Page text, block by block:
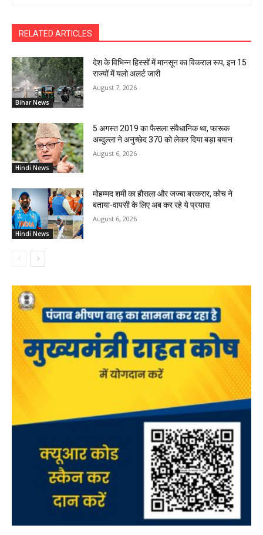
RELATED ARTICLES
Bihar News
देश के विभिन्न हिस्सों में मानसून का विकराल रूप, इन 15
राज्यों में यलो अलर्ट जारी
August 7, 2026
Hindi News
5 अगस्त 2019 का फैसला संवैधानिक था, फारूक
अब्दुल्ला ने अनुच्छेद 370 को लेकर दिया बड़ा बयान
August 6, 2026
Hindi News
मोहम्मद शमी का हौसला और जज्बा बरकरार, कोच ने
बताया-वापसी के लिए अब कर रहे ये प्रयास
August 6, 2026